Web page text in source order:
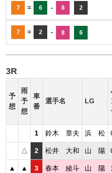
7 = 6 - 8 2
7 = 2 - 8 6
3R
予
想
雨
予
想
車
番
選手名 LG
1 鈴木 章夫 浜 松
△ 2 松井 大和 山 陽
▲ ▲ 3 春本 綾斗 山 陽